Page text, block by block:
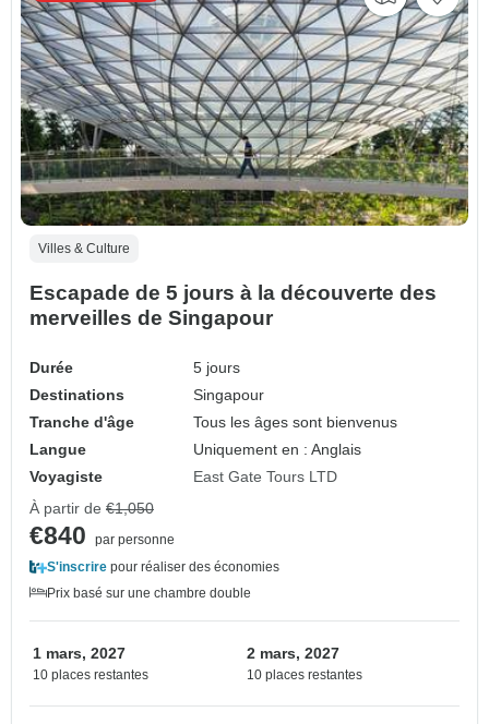
Villes & Culture
Escapade de 5 jours à la découverte des
merveilles de Singapour
Durée
5 jours
Destinations
Singapour
Tranche d'âge
Tous les âges sont bienvenus
Langue
Uniquement en : Anglais
Voyagiste
East Gate Tours LTD
À partir de €1,050
€840
par personne
S'inscrire pour réaliser des économies
Prix basé sur une chambre double
1 mars, 2027
10 places restantes
2 mars, 2027
10 places restantes